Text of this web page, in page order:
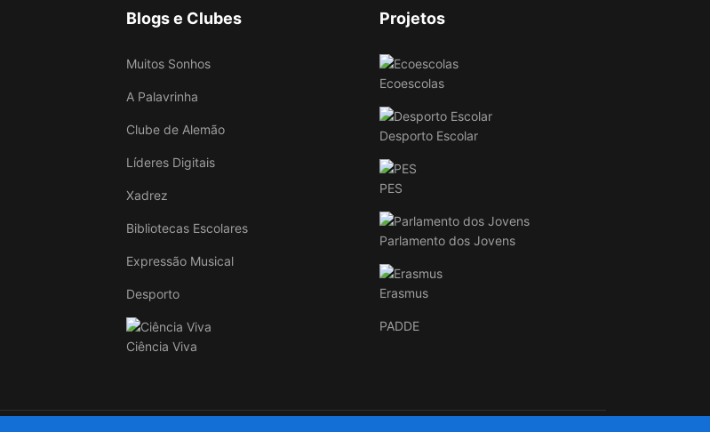
Blogs e Clubes
Muitos Sonhos
A Palavrinha
Clube de Alemão
Líderes Digitais
Xadrez
Bibliotecas Escolares
Expressão Musical
Desporto
Ciência Viva
Projetos
Ecoescolas
Desporto Escolar
PES
Parlamento dos Jovens
Erasmus
PADDE